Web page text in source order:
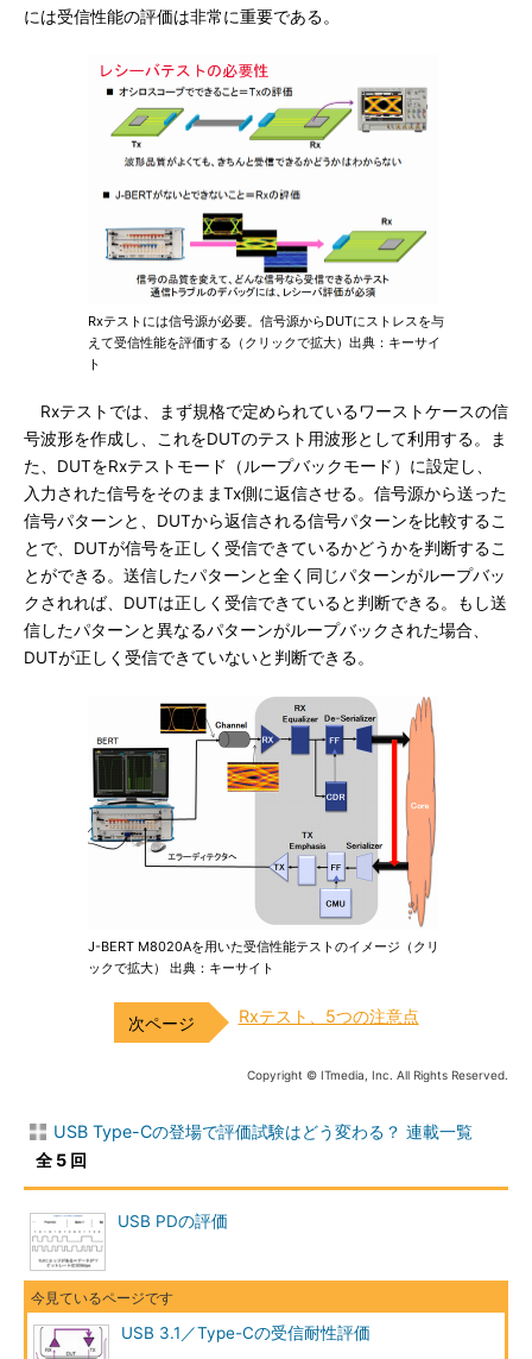
には受信性能の評価は非常に重要である。
Rxテストには信号源が必要。信号源からDUTにストレスを与
えて受信性能を評価する（クリックで拡大）出典：キーサイ
ト
Rxテストでは、まず規格で定められているワーストケースの信
号波形を作成し、これをDUTのテスト用波形として利用する。ま
た、DUTをRxテストモード（ループバックモード）に設定し、
入力された信号をそのままTx側に返信させる。信号源から送った
信号パターンと、DUTから返信される信号パターンを比較するこ
とで、DUTが信号を正しく受信できているかどうかを判断するこ
とができる。送信したパターンと全く同じパターンがループバッ
クされれば、DUTは正しく受信できていると判断できる。もし送
信したパターンと異なるパターンがループバックされた場合、
DUTが正しく受信できていないと判断できる。
J-BERT M8020Aを用いた受信性能テストのイメージ（クリ
ックで拡大） 出典：キーサイト
Rxテスト、5つの注意点
Copyright © ITmedia, Inc. All Rights Reserved.
USB Type-Cの登場で評価試験はどう変わる？ 連載一覧
全 5 回
USB PDの評価
USB 3.1／Type-Cの受信耐性評価